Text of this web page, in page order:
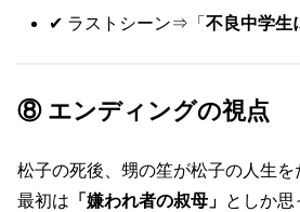
✔ ラストシーン⇒「不良中学生
⑧ エンディングの視点
松子の死後、甥の笙が松子の人生を
最初は 「嫌われ者の叔母」 としか思